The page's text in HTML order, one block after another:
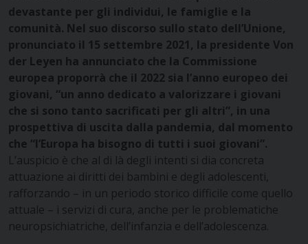
devastante per gli individui, le famiglie e la
comunità. Nel suo discorso sullo stato dell’Unione,
pronunciato il 15 settembre 2021, la presidente Von
der Leyen ha annunciato che la Commissione
europea proporrà che il 2022 sia l’anno europeo dei
giovani, “un anno dedicato a valorizzare i giovani
che si sono tanto sacrificati per gli altri”, in una
prospettiva di uscita dalla pandemia, dal momento
che “l’Europa ha bisogno di tutti i suoi giovani”.
L’auspicio è che al di là degli intenti si dia concreta
attuazione ai diritti dei bambini e degli adolescenti,
rafforzando – in un periodo storico difficile come quello
attuale – i servizi di cura, anche per le problematiche
neuropsichiatriche, dell’infanzia e dell’adolescenza.